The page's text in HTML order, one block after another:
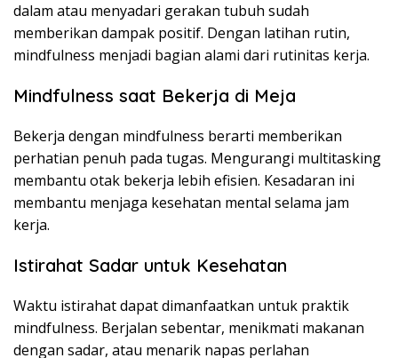
dalam atau menyadari gerakan tubuh sudah
memberikan dampak positif. Dengan latihan rutin,
mindfulness menjadi bagian alami dari rutinitas kerja.
Mindfulness saat Bekerja di Meja
Bekerja dengan mindfulness berarti memberikan
perhatian penuh pada tugas. Mengurangi multitasking
membantu otak bekerja lebih efisien. Kesadaran ini
membantu menjaga kesehatan mental selama jam
kerja.
Istirahat Sadar untuk Kesehatan
Waktu istirahat dapat dimanfaatkan untuk praktik
mindfulness. Berjalan sebentar, menikmati makanan
dengan sadar, atau menarik napas perlahan